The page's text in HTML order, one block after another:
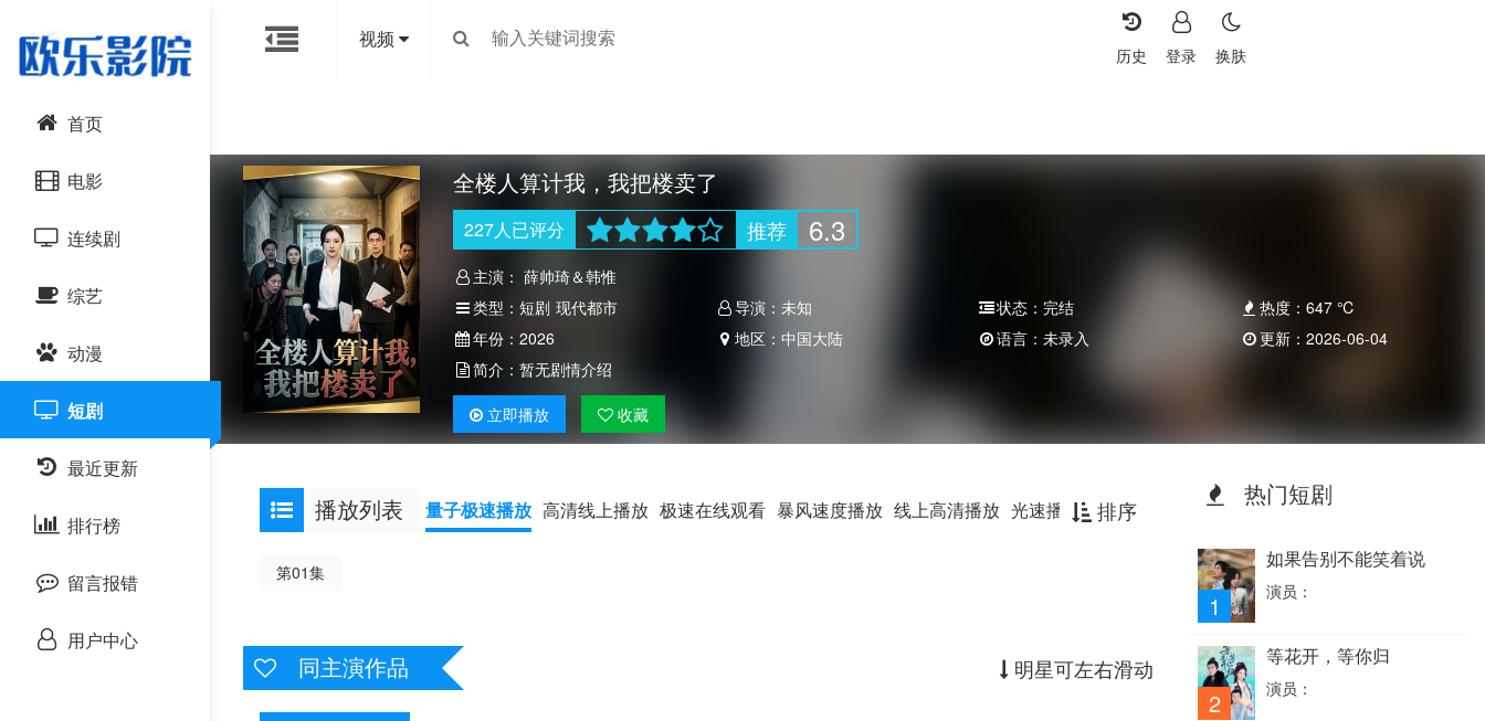
视频
换肤
登录
历史
首页
电影
动作片
喜剧片
爱情片
科幻片
恐怖片
剧情片
战争片
悬疑片
连续剧
国产剧
港台剧
日韩剧
欧美剧
泰国剧
综艺
大陆综艺
日韩综艺
港台综艺
欧美综艺
动漫
国产动漫
日韩动漫
欧美动漫
短剧
最近更新
排行榜
留言报错
用户中心
全楼人算计我，我把楼卖了
227人已评分 推荐 6.3
主演： 薛帅琦＆韩惟
类型： 短剧 现代都市 导演：未知 状态： 完结 热度： 647℃
年份： 2026 地区：中国大陆 语言：未录入 更新： 2026-06-04
简介： 暂无剧情介绍
立即播放 收藏
播放列表 排序
量子极速播放 高清线上播放 极速在线观看 暴风速度播放 线上高清播放 光速播放
第01集
同主演作品 明星可左右滑动
热门短剧
1
如果告别不能笑着说
演员：
2
等花开，等你归
演员：